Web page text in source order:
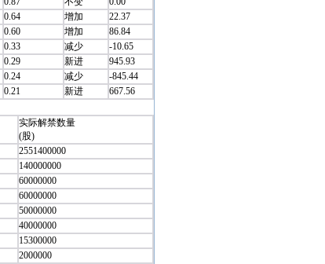
0.64 增加
22.37
0.60 增加
86.84
0.33 减少
-10.65
0.29 新进
945.93
0.24 减少
-845.44
0.21 新进 667.56
实际解禁数量
(股)
2551400000
140000000
60000000
60000000
50000000
40000000
15300000
2000000